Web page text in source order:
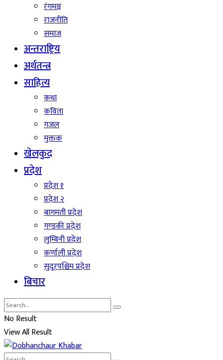
रंगमञ्च
राजनीति
समाज
अन्तराष्ट्रिय
अर्थतन्त्र
साहित्य
कथा
कविता
गजल
मुक्तक
खेलकुद
प्रदेश
प्रदेश १
प्रदेश २
बागमती प्रदेश
गण्डकी प्रदेश
लुम्बिनी प्रदेश
कर्णाली प्रदेश
सुदूरपश्चिम प्रदेश
बिचार
No Result
View All Result